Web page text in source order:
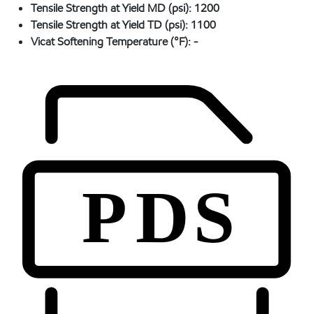
Tensile Strength at Yield MD (psi): 1200
Tensile Strength at Yield TD (psi): 1100
Vicat Softening Temperature (°F):-